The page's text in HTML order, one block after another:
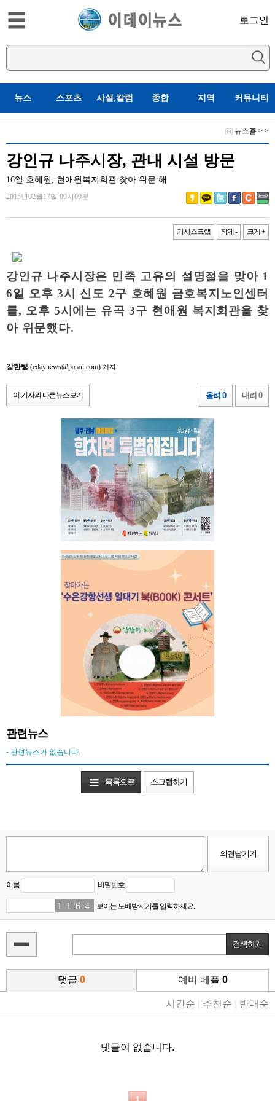
로그인
뉴스 스포츠 사설,칼럼 종합 지역 커뮤니티
뉴스홈 > >
강인규 나주시장, 관내 시설 방문
16일 호혜원, 현애원복지회관 찾아 위문 해
2015년02월17일 09시09분
기사스크랩 작게 - 크게 +
강인규 나주시장은 민족 고유의 설명절을 맞아 1
6일 오후3시 신도 2구 호혜원 금호복지노인센터
를, 오후 5시에는 유곡3구 현애원 복지회관을 찾
아 위문했다.
강한빛 (edaynews@paran.com) 기자
이 기자의 다른뉴스보기 올려 0 내려 0
관련뉴스
- 관련뉴스가 없습니다.
목록으로 스크랩하기
이름 비밀번호
1 1 65 41 보이는 도배방지키를 입력하세요.
댓글 0 예비 베플 0
시간순 추천순 반대순
댓글이 없습니다.